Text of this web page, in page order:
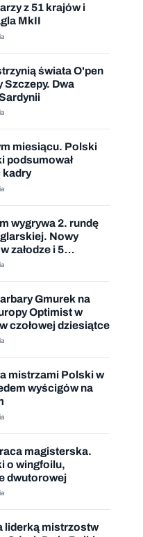
z 51 krajów i
MkII
świata O'pen
Szczepy. Dwa
miesiącu. Polski
podsumował
kadry
wygrywa 2. rundę
Nowy
załodze i 5
Gmurek na
Optimist w
czołowej dziesiątce
mistrzami Polski w
wyścigów na
magisterska.
o wingfoilu,
dwutorowej
liderką mistrzostw